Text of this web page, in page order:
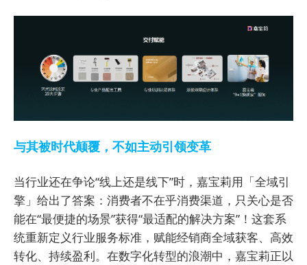
与其被时代颠覆，不如主动引领变革
当行业还在争论“线上还是线下”时，嘉宝莉用「全域引
擎」给出了答案：消费者不在乎消费渠道，只关心是否
能在“最便捷的场景”获得“最适配的解决方案”！这套系
统重新定义行业服务标准，赋能经销商全域获客、高效
转化、持续盈利。在数字化转型的浪潮中，嘉宝莉正以